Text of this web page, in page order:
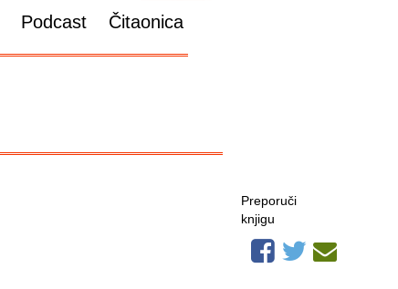
Podcast Čitaonica
Preporuči
knjigu